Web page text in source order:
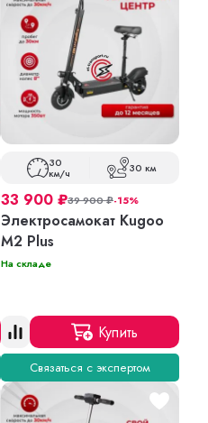
30
км/ч 30 км
33 900 ₽39 900₽-15%
Электросамокат Kugoo
M2 Plus
На складе
Купить
Связаться с экспертом